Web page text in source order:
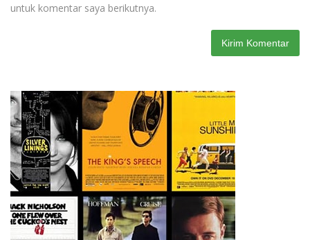
untuk komentar saya berikutnya.